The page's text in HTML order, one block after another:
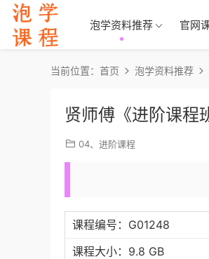
泡学资料推荐 官网
当前位置： 首页 泡学资料推荐
贤师傅《进阶课程
04、进阶课程
课程编号：G01248
课程大小：9.8 GB